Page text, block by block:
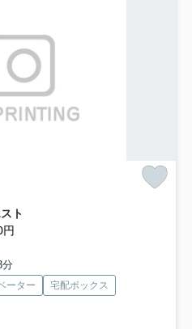
ト
分
ーター
宅配ボックス